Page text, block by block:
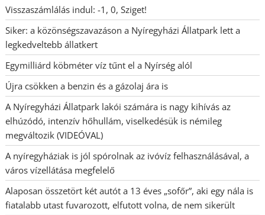
Visszaszámlálás indul: -1, 0, Sziget!
Siker: a közönségszavazáson a Nyíregyházi Állatpark lett a
legkedveltebb állatkert
Egymilliárd köbméter víz tűnt el a Nyírség alól
Újra csökken a benzin és a gázolaj ára is
A Nyíregyházi Állatpark lakói számára is nagy kihívás az
elhúzódó, intenzív hőhullám, viselkedésük is némileg
megváltozik (VIDEÓVAL)
A nyíregyháziak is jól spórolnak az ivóvíz felhasználásával, a
város vízellátása megfelelő
Alaposan összetört két autót a 13 éves „sofőr”, aki egy nála is
fiatalabb utast fuvarozott, elfutott volna, de nem sikerült